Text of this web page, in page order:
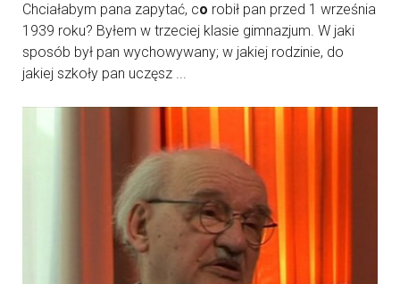
Chciałabym pana zapytać, co robił pan przed 1 września
1939 roku? Byłem w trzeciej klasie gimnazjum. W jaki
sposób był pan wychowywany; w jakiej rodzinie, do
jakiej szkoły pan uczęsz ...